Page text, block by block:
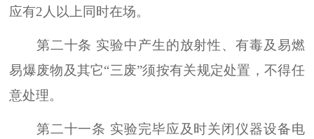
应有2人以上同时在场。
第二十条 实验中产生的放射性、有毒及易燃
易爆废物及其它“三废”须按有关规定处置，不得任
意处理。
第二十一条 实验完毕应及时关闭仪器设备电